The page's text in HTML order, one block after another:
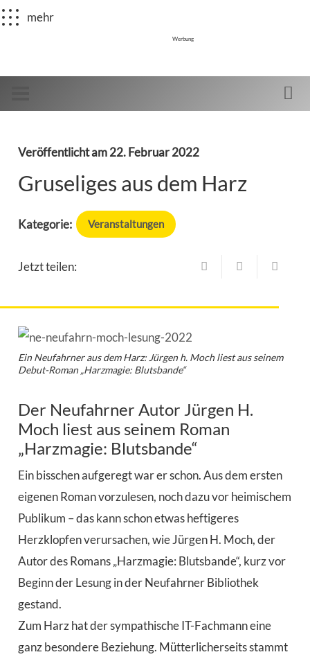
mehr
Werbung
Veröffentlicht am22. Februar 2022
Gruseliges aus dem Harz
Kategorie: Veranstaltungen
Jetzt teilen:
Ein Neufahrner aus dem Harz: Jürgen h. Moch liest aus seinem
Debut-Roman „Harzmagie: Blutsbande“
Der Neufahrner Autor Jürgen H.
Moch liest aus seinem Roman
„Harzmagie: Blutsbande“
Ein bisschen aufgeregt war er schon. Aus dem ersten
eigenen Roman vorzulesen, noch dazu vor heimischem
Publikum – das kann schon etwas heftigeres
Herzklopfen verursachen, wie Jürgen H. Moch, der
Autor des Romans „Harzmagie: Blutsbande“, kurz vor
Beginn der Lesung in der Neufahrner Bibliothek
gestand.
Zum Harz hat der sympathische IT-Fachmann eine
ganz besondere Beziehung. Mütterlicherseits stammt